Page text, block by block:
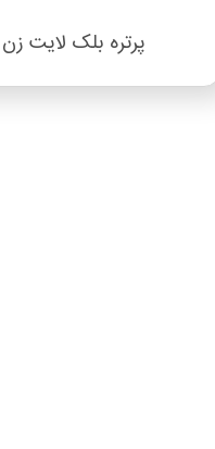
پرتره بلک لایت زن